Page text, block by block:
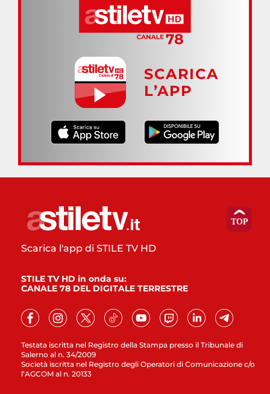
SCARICA
L’APP
Testata iscritta nel Registro della Stampa presso il Tribunale di
Salerno al n. 34/2009
Società iscritta nel Registro degli Operatori di Comunicazione c/o
l’AGCOM al n. 20133
Scarica l'app di STILE TV HD
STILE TV HD in onda su:
CANALE 78 DEL DIGITALE TERRESTRE